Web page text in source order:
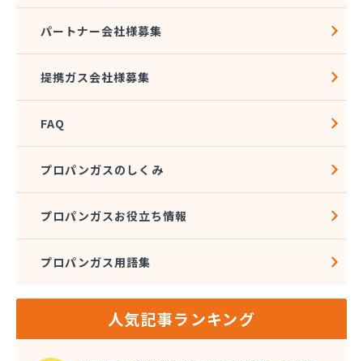
株式会社光和設備
株式会社高須賀商店
株式会社三陸ガス
株式会社志たかぢや 佐沼営業所
株式会社小松商店
株式会社植野商店
株式会社針生
株式会社赤間商会
株式会社設備センター
株式会社仙塩ホームサービス
株式会社千代田仙台営業所
株式会社鶴見屋商店 仙台LPＧスタンド
株式会社鶴見屋商店 増田営業所
パートナー会社様募集
提携ガス会社様募集
FAQ
プロパンガスのしくみ
プロパンガスお役立ち情報
プロパンガス用語集
人気記事ランキング